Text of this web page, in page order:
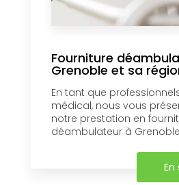
Fourniture
Grenoble et sa
En tant que
médical, nous vous
notre prestation en
déambulateur à
En